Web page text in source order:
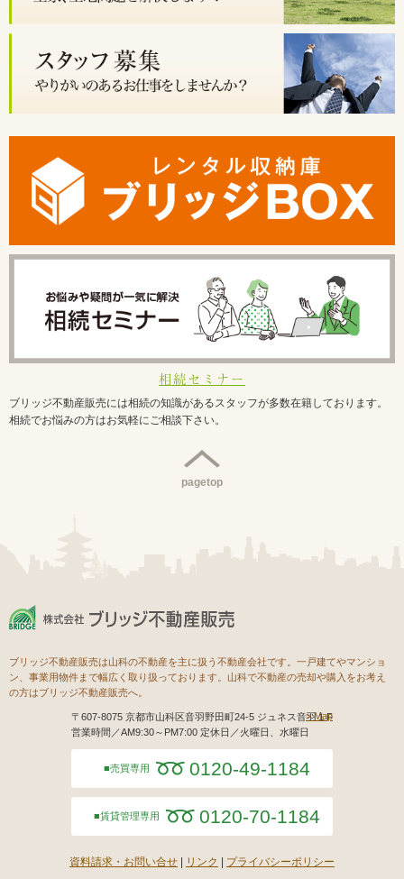
相続セミナー
ブリッジ不動産販売には相続の知識があるスタッフが多数在籍しております。
相続でお悩みの方はお気軽にご相談下さい。
pagetop
ブリッジ不動産販売は山科の不動産を主に扱う不動産会社です。一戸建てやマンショ
ン、事業用物件まで幅広く取り扱っております。山科で不動産の売却や購入をお考え
の方はブリッジ不動産販売へ。
Map
〒607-8075 京都市山科区音羽野田町24-5 ジュネス音羽１F
営業時間／AM9:30～PM7:00 定休日／火曜日、水曜日
売買専用 0120-49-1184
賃貸管理専用 0120-70-1184
資料請求・お問い合せ リンク プライバシーポリシー